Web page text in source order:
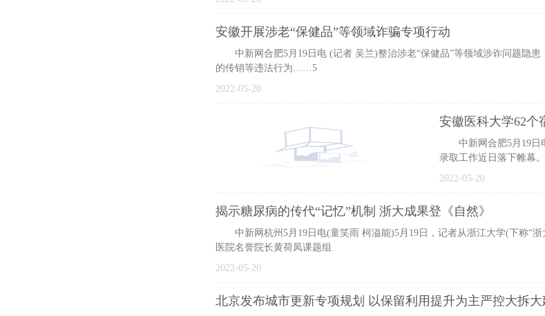
安徽开展涉老“保健品”等领域诈骗专项行动
中新网合肥5月19日电 (记者 吴兰)整治涉老“保健品”等领域涉诈问题隐患
的传销等违法行为……5
2022-05-20
安徽医科大学62个
中新网合肥5月19日电 (吴兰 周晓伟)2022年
录取工作近日落下帷幕
2022届本科毕业
2022-05-20
揭示糖尿病的传代“记忆”机制 浙大成果登《自然》
中新网杭州5月19日电(童笑雨 柯溢能)5月19日，记者从浙江大学(下称“浙
医院名誉院长黄荷凤课题组
2022-05-20
北京发布城市更新专项规划 以保留利用提升为主严控大拆大